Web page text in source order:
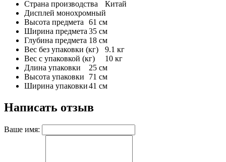
Страна производства
Китай
Дисплей монохромный
Высота предмета
61 см
Ширина предмета 35 см
Глубина предмета 18 см
Вес без упаковки (кг)
9.1 кг
Вес с упаковкой (кг)
10 кг
Длина упаковки
25 см
Высота упаковки
71 см
Ширина упаковки41 см
Написать отзыв
Ваше имя: